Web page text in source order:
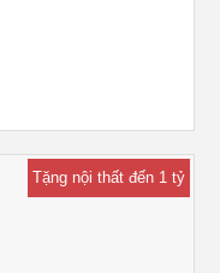
Tặng nội thất đến 1 tỷ